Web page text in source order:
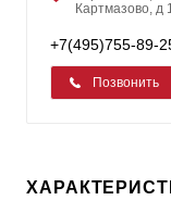
Картмазово, д
+7(495)755-89-
Позвонить